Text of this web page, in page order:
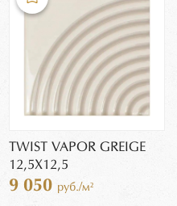
TWIST VAPOR GREIGE
12,5X12,5
9 050 руб./м²